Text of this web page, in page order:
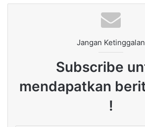
Jangan Ketinggalan
Subscribe
mendapatkan
!